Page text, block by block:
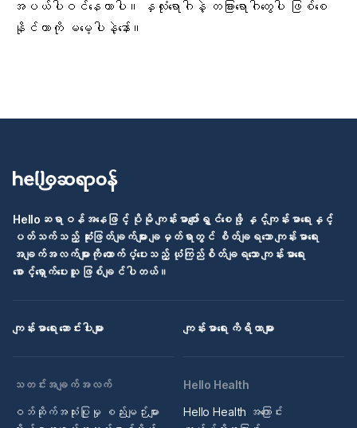
အပယ်ပါဝင်နေတာပါ။ နှလုံးရောဂါနဲ့ တခြားရောဂါတွေပါ ဖြစ်စေ
နိုင်တာကို မမေ့ပါနဲ့နော်။
Helloဆရာဝန်အနေဖြင့် ပိုမို ကျန်းမာပျော်ရွှင်စေဖို့ နှင့်ကျန်းမာရေးနှင့်
ပတ်သက်သည့် ဆုံးဖြတ်ချက်များ ချမှတ်ရာတွင် စိတ်ချရသော ကျန်းမာရေး
အချက်အလက်များကို ထောက်ပံ့ပေးသည့် ယုံကြည်စိတ်ချရသော ကျန်းမာရေး
စောင့်ရှောက်ပေးသူ ဖြစ်ချင်ပါတယ်။
ကျန်းမာရေး ဆောင်းပါးများ ကျန်းမာရေး ကိရိယာများ
သတင်းအချက်အလက်
ဝဘ်ဆိုက်အသုံးပြုမှု စည်းမျဉ်းများ
Hello Health
Hello Health အကြောင်း